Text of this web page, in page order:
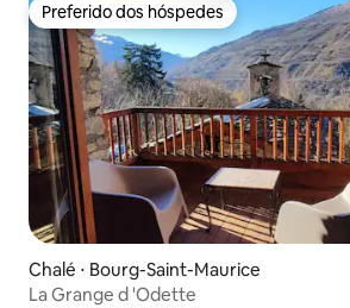
Preferido dos hóspedes
Preferido dos hóspedes
Chalé ⋅ Bourg-Saint-Maurice
La Grange d 'Odette